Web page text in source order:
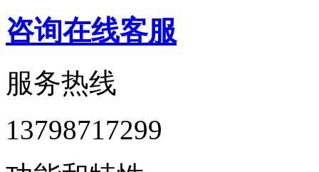
咨询在线客服
服务热线
13798717299